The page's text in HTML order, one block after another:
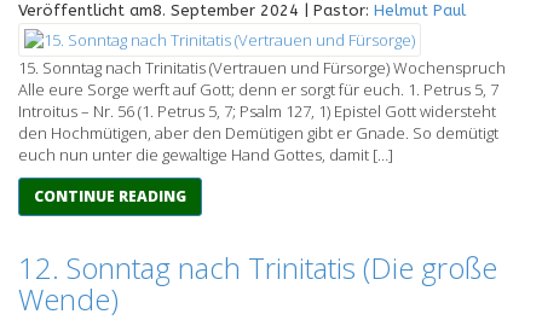
Veröffentlicht am8. September 2024 | Pastor: Helmut Paul
15. Sonntag nach Trinitatis (Vertrauen und Fürsorge) Wochenspruch
Alle eure Sorge werft auf Gott; denn er sorgt für euch. 1. Petrus 5, 7
Introitus – Nr. 56 (1. Petrus 5, 7; Psalm 127, 1) Epistel Gott widersteht
den Hochmütigen, aber den Demütigen gibt er Gnade. So demütigt
euch nun unter die gewaltige Hand Gottes, damit […]
CONTINUE READING
12. Sonntag nach Trinitatis (Die große
Wende)